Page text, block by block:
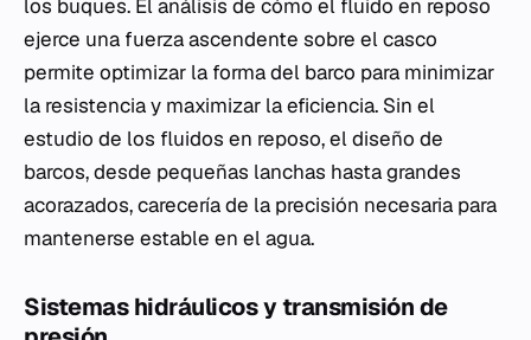
los buques. El análisis de cómo el fluido en reposo
ejerce una fuerza ascendente sobre el casco
permite optimizar la forma del barco para minimizar
la resistencia y maximizar la eficiencia. Sin el
estudio de los fluidos en reposo, el diseño de
barcos, desde pequeñas lanchas hasta grandes
acorazados, carecería de la precisión necesaria para
mantenerse estable en el agua.
Sistemas hidráulicos y transmisión de